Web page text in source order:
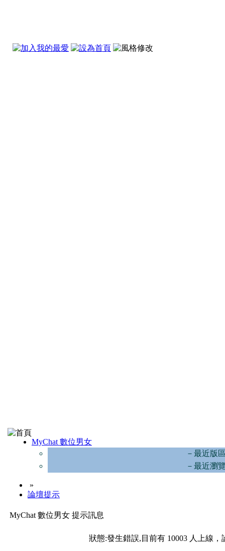
MyChat 數位男女
－最近版
－最近瀏
»
論壇提示
MyChat 數位男女 提示訊息
狀態:發生錯誤,目前有 10003 人上線